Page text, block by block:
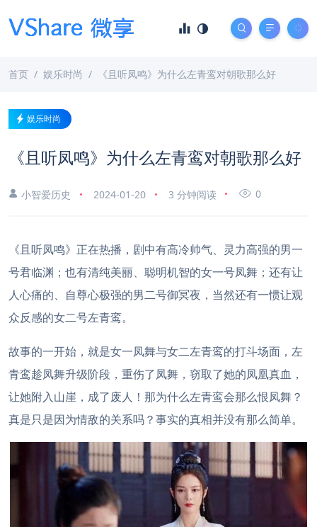
首页 娱乐时尚 《且听凤鸣》为什么左青鸾对朝歌那么好
娱乐时尚
《且听凤鸣》为什么左青鸾对朝歌那么好
小智爱历史 2024-01-20 3 分钟阅读 0
《且听凤鸣》正在热播，剧中有高冷帅气、灵力高强的男一
号君临渊；也有清纯美丽、聪明机智的女一号凤舞；还有让
人心痛的、自尊心极强的男二号御冥夜，当然还有一惯让观
众反感的女二号左青鸾。
故事的一开始，就是女一凤舞与女二左青鸾的打斗场面，左
青鸾趁凤舞升级阶段，重伤了凤舞，窃取了她的凤凰真血，
让她附入山崖，成了废人！那为什么左青鸾会那么恨凤舞？
真是只是因为情敌的关系吗？事实的真相并没有那么简单。